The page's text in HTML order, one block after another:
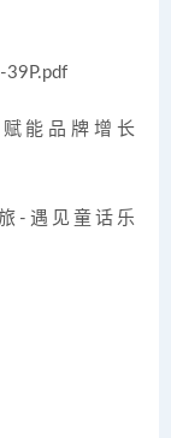
39P.pdf
能品牌增长
-遇见童话乐